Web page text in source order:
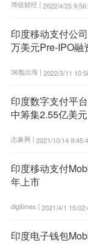
博链财经 | 2022/4/25
印度移动支付公
万美元Pre-IPO融
36氪出海 | 2022/3/11
印度数字支付平
中筹集2.55亿美元
志象网 | 2021/10/14
印度移动支付
年上市
digitimes | 2021/4/1
印度电子钱包